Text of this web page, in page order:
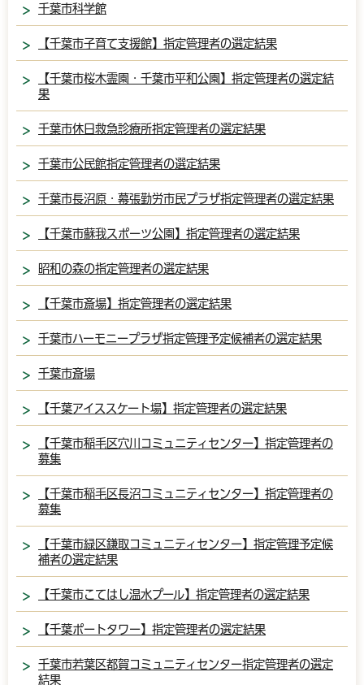
千葉市科学館
【千葉市子育て支援館】指定管理者の選定結果
【千葉市桜木霊園・千葉市平和公園】指定管理者の選定結
果
千葉市休日救急診療所指定管理者の選定結果
千葉市公民館指定管理者の選定結果
千葉市長沼原・幕張勤労市民プラザ指定管理者の選定結果
【千葉市蘇我スポーツ公園】指定管理者の選定結果
昭和の森の指定管理者の選定結果
【千葉市斎場】指定管理者の選定結果
千葉市ハーモニープラザ指定管理予定候補者の選定結果
千葉市斎場
【千葉アイススケート場】指定管理者の選定結果
【千葉市稲毛区穴川コミュニティセンター】指定管理者の
募集
【千葉市稲毛区長沼コミュニティセンター】指定管理者の
募集
【千葉市緑区鎌取コミュニティセンター】指定管理予定候
補者の選定結果
【千葉市こてはし温水プール】指定管理者の選定結果
【千葉ポートタワー】指定管理者の選定結果
千葉市若葉区都賀コミュニティセンター指定管理者の選定
結果